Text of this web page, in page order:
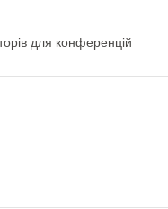
для конференцій